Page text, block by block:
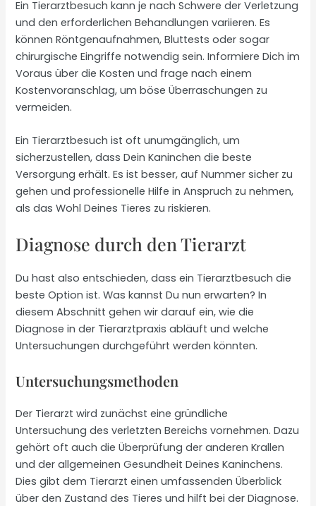
Ein Tierarztbesuch kann je nach Schwere der Verletzung
und den erforderlichen Behandlungen variieren. Es
können Röntgenaufnahmen, Bluttests oder sogar
chirurgische Eingriffe notwendig sein. Informiere Dich im
Voraus über die Kosten und frage nach einem
Kostenvoranschlag, um böse Überraschungen zu
vermeiden.
Ein Tierarztbesuch ist oft unumgänglich, um
sicherzustellen, dass Dein Kaninchen die beste
Versorgung erhält. Es ist besser, auf Nummer sicher zu
gehen und professionelle Hilfe in Anspruch zu nehmen,
als das Wohl Deines Tieres zu riskieren.
Diagnose durch den Tierarzt
Du hast also entschieden, dass ein Tierarztbesuch die
beste Option ist. Was kannst Du nun erwarten? In
diesem Abschnitt gehen wir darauf ein, wie die
Diagnose in der Tierarztpraxis abläuft und welche
Untersuchungen durchgeführt werden könnten.
Untersuchungsmethoden
Der Tierarzt wird zunächst eine gründliche
Untersuchung des verletzten Bereichs vornehmen. Dazu
gehört oft auch die Überprüfung der anderen Krallen
und der allgemeinen Gesundheit Deines Kaninchens.
Dies gibt dem Tierarzt einen umfassenden Überblick
über den Zustand des Tieres und hilft bei der Diagnose.